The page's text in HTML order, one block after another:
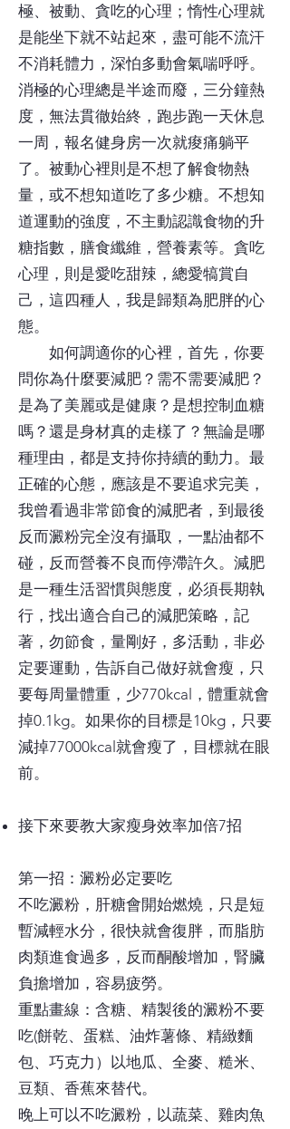
極、被動、貪吃的心理；惰性心理就
是能坐下就不站起來，盡可能不流汗
不消耗體力，深怕多動會氣喘呼呼。
消極的心理總是半途而廢，三分鐘熱
度，無法貫徹始終，跑步跑一天休息
一周，報名健身房一次就痠痛躺平
了。被動心裡則是不想了解食物熱
量，或不想知道吃了多少糖。不想知
道運動的強度，不主動認識食物的升
糖指數，膳食纖維，營養素等。貪吃
心理，則是愛吃甜辣，總愛犒賞自
己，這四種人，我是歸類為肥胖的心
態。
如何調適你的心裡，首先，你要
問你為什麼要減肥？需不需要減肥？
是為了美麗或是健康？是想控制血糖
嗎？還是身材真的走樣了？無論是哪
種理由，都是支持你持續的動力。最
正確的心態，應該是不要追求完美，
我曾看過非常節食的減肥者，到最後
反而澱粉完全沒有攝取，一點油都不
碰，反而營養不良而停滯許久。減肥
是一種生活習慣與態度，必須長期執
行，找出適合自己的減肥策略，記
著，勿節食，量剛好，多活動，非必
定要運動，告訴自己做好就會瘦，只
要每周量體重，少770kcal，體重就會
掉0.1kg。如果你的目標是10kg，只要
減掉77000kcal就會瘦了，目標就在眼
前。
接下來要教大家瘦身效率加倍7招
第一招：澱粉必定要吃
不吃澱粉，肝糖會開始燃燒，只是短
暫減輕水分，很快就會復胖，而脂肪
肉類進食過多，反而酮酸增加，腎臟
負擔增加，容易疲勞。
重點畫線：含糖、精製後的澱粉不要
吃(餅乾、蛋糕、油炸薯條、精緻麵
包、巧克力）以地瓜、全麥、糙米、
豆類、香蕉來替代。
晚上可以不吃澱粉，以蔬菜、雞肉魚